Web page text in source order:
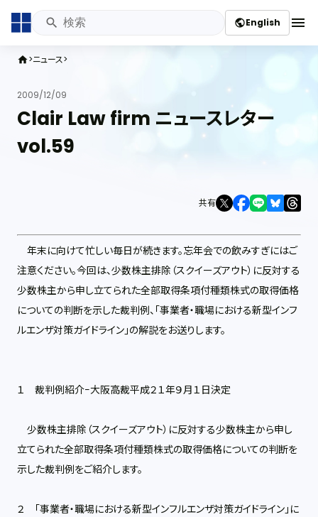
publicEnglish menu
home ニュース
2009/12/09
Clair Law firm ニュースレター
vol.59
共有
年末に向けて忙しい毎日が続きます。忘年会での飲みすぎにはご
注意ください。今回は、少数株主排除（スクイーズアウト）に反対する
少数株主から申し立てられた全部取得条項付種類株式の取得価格
についての判断を示した裁判例、「事業者・職場における新型インフ
ルエンザ対策ガイドライン」の解説をお送りします。
１ 裁判例紹介−大阪高裁平成２１年９月１日決定
少数株主排除（スクイーズアウト）に反対する少数株主から申し
立てられた全部取得条項付種類株式の取得価格についての判断を
示した裁判例をご紹介します。
２ 「事業者・職場における新型インフルエンザ対策ガイドライン」に